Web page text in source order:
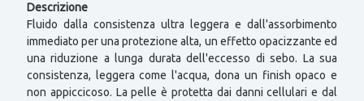
Descrizione
Fluido dalla consistenza ultra leggera e dall'assorbimento
immediato per una protezione alta, un effetto opacizzante ed
una riduzione a lunga durata dell'eccesso di sebo. La sua
consistenza, leggera come l'acqua, dona un finish opaco e
non appiccicoso. La pelle è protetta dai danni cellulari e dal